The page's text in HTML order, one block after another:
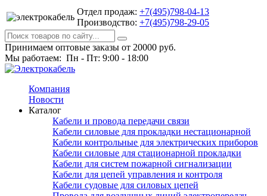
Отдел продаж: +7(495)798-04-13
Производство: +7(495)798-29-05
Принимаем оптовые заказы от 20000 руб.
Мы работаем: Пн - Пт: 9:00 - 18:00
Компания
Новости
Каталог
Кабели и провода передачи связи
Кабели силовые для прокладки нестационарной
Кабели контрольные для электрических приборов
Кабели силовые для стационарной прокладки
Кабели для систем пожарной сигнализации
Кабели для цепей управления и контроля
Кабели судовые для силовых цепей